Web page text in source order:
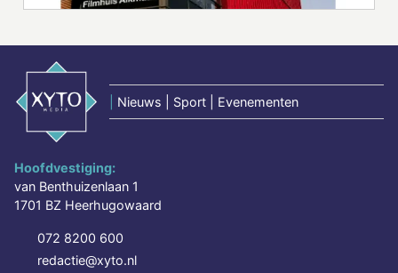
Nieuws | Sport | Evenementen
Hoofdvestiging:
van Benthuizenlaan 1
1701 BZ Heerhugowaard
072 8200 600
redactie@xyto.nl